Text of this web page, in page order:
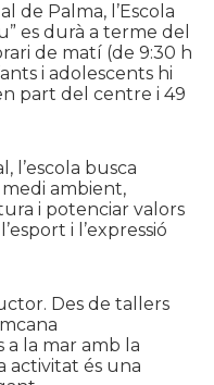
de Palma, l’Escola
es durà a terme del
de matí (de 9:30 h
i adolescents hi
part del centre i 49
l’escola busca
ambient,
i potenciar valors
i l’expressió
Des de tallers
a la mar amb la
activitat és una